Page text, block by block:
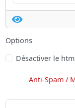
Options
Désactiver le
Anti-Spam /